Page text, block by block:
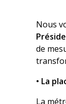
Nous
de
• La
La